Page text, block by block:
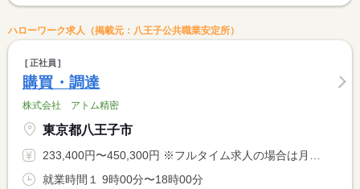
ハローワーク求人（掲載元：八王子公共職業安定所）
正社員
購買・調達
株式会社 アトム精密
東京都八王子市
233,400円〜450,300円 ※フルタイム求人の場合は月額（換算額）、パート求人の場合は時間額を表示しています。
就業時間１ 9時00分〜18時00分